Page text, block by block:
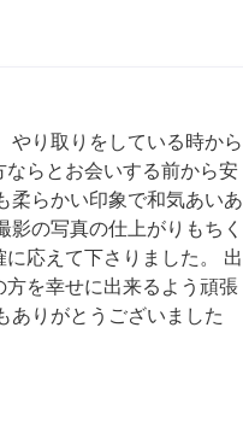
やり取りをしている時から
らとお会いする前から安
柔らかい印象で和気あいあ
の写真の仕上がりもちく
応えて下さりました。 出
を幸せに出来るよう頑張
ありがとうございました